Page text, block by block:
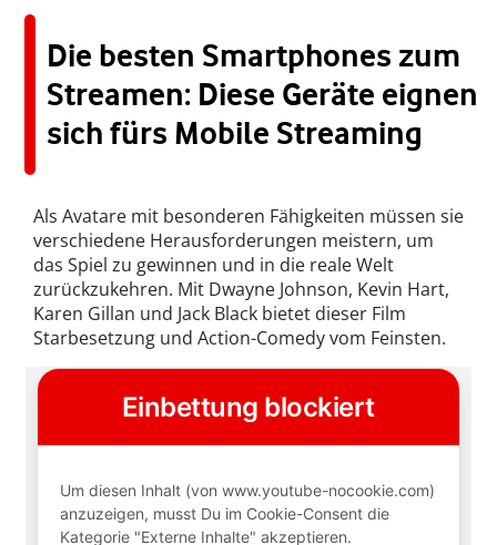
Die besten Smartphones zum
Streamen: Diese Geräte eignen
sich fürs Mobile Streaming
Als Avatare mit besonderen Fähigkeiten müssen sie
verschiedene Herausforderungen meistern, um
das Spiel zu gewinnen und in die reale Welt
zurückzukehren. Mit Dwayne Johnson, Kevin Hart,
Karen Gillan und Jack Black bietet dieser Film
Starbesetzung und Action-Comedy vom Feinsten.